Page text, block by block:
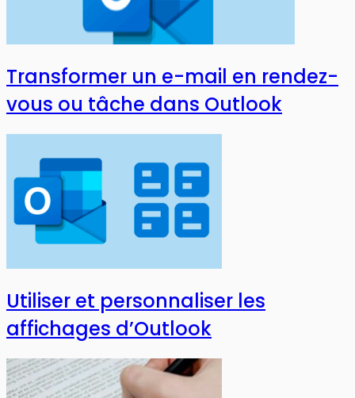
Transformer un e-mail en rendez-
vous ou tâche dans Outlook
Utiliser et personnaliser les
affichages d’Outlook